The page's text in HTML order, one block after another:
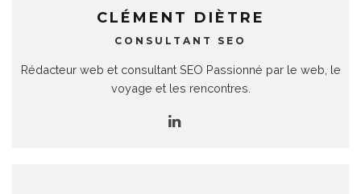
CLÉMENT DIÈTRE
CONSULTANT SEO
Rédacteur web et consultant SEO Passionné par le web, le
voyage et les rencontres.